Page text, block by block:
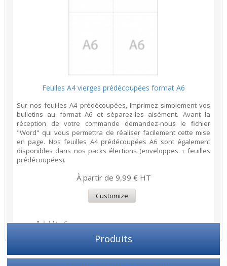
Feuiles A4 vierges prédécoupées format A6
Sur nos feuilles A4 prédécoupées, Imprimez simplement vos
bulletins au format A6 et séparez-les aisément. Avant la
réception de votre commande demandez-nous le fichier
"Word" qui vous permettra de réaliser facilement cette mise
en page. Nos feuilles A4 prédécoupées A6 sont également
disponibles dans nos packs élections (enveloppes + feuilles
prédécoupées).
À partir de 9,99 € HT
Customize
Add to Compare
Produits